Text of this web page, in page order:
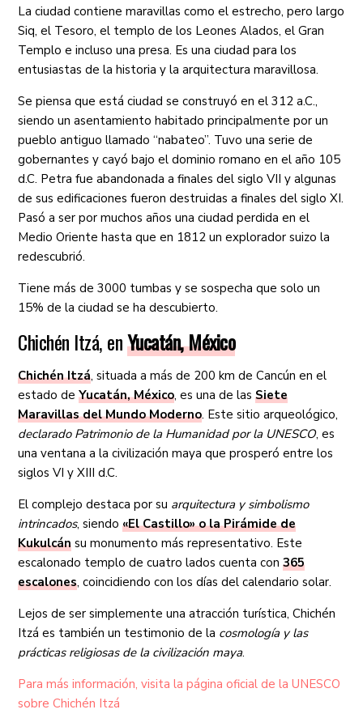
La ciudad contiene maravillas como el estrecho, pero largo
Siq, el Tesoro, el templo de los Leones Alados, el Gran
Templo e incluso una presa. Es una ciudad para los
entusiastas de la historia y la arquitectura maravillosa.
Se piensa que está ciudad se construyó en el 312 a.C.,
siendo un asentamiento habitado principalmente por un
pueblo antiguo llamado “nabateo”. Tuvo una serie de
gobernantes y cayó bajo el dominio romano en el año 105
d.C. Petra fue abandonada a finales del siglo VII y algunas
de sus edificaciones fueron destruidas a finales del siglo XI.
Pasó a ser por muchos años una ciudad perdida en el
Medio Oriente hasta que en 1812 un explorador suizo la
redescubrió.
Tiene más de 3000 tumbas y se sospecha que solo un
15% de la ciudad se ha descubierto.
Chichén Itzá, enYucatán, México
Chichén Itzá, situada a más de 200 km de Cancún en el
estado deYucatán, México, es una de lasSiete
Maravillas del Mundo Moderno. Este sitio arqueológico,
declarado Patrimonio de la Humanidad por la UNESCO, es
una ventana a la civilización maya que prosperó entre los
siglos VI y XIII d.C.
El complejo destaca por su arquitectura y simbolismo
intrincados, siendo«El Castillo» o la Pirámide de
Kukulcán su monumento más representativo. Este
escalonado templo de cuatro lados cuenta con365
escalones, coincidiendo con los días del calendario solar.
Lejos de ser simplemente una atracción turística, Chichén
Itzá es también un testimonio de la cosmología y las
prácticas religiosas de la civilización maya.
Para más información, visita la página oficial de la UNESCO
sobre Chichén Itzá